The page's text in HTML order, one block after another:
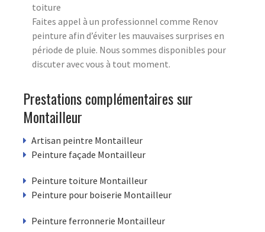
toiture
Faites appel à un professionnel comme Renov
peinture afin d’éviter les mauvaises surprises en
période de pluie. Nous sommes disponibles pour
discuter avec vous à tout moment.
Prestations complémentaires sur
Montailleur
Artisan peintre Montailleur
Peinture façade Montailleur
Peinture toiture Montailleur
Peinture pour boiserie Montailleur
Peinture ferronnerie Montailleur